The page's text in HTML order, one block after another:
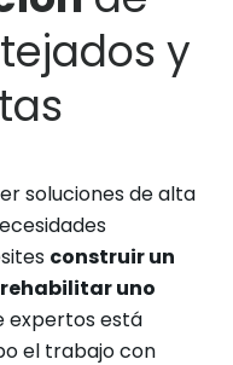
y
soluciones de alta
construir un
rehabilitar uno
expertos está
el trabajo con